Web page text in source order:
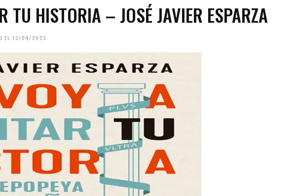
TU HISTORIA – JOSÉ JAVIER ESPARZA
EL 13/04/2023